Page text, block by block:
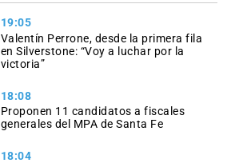
19:05
Valentín Perrone, desde la primera fila
en Silverstone: “Voy a luchar por la
victoria”
18:08
Proponen 11 candidatos a fiscales
generales del MPA de Santa Fe
18:04